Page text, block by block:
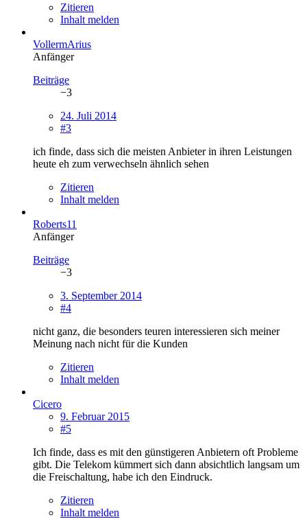
Zitieren
Inhalt melden
VollermArius
Anfänger
Beiträge
−3
24. Juli 2014
#3
ich finde, dass sich die meisten Anbieter in ihren Leistungen
heute eh zum verwechseln ähnlich sehen
Zitieren
Inhalt melden
Roberts11
Anfänger
Beiträge
−3
3. September 2014
#4
nicht ganz, die besonders teuren interessieren sich meiner
Meinung nach nicht für die Kunden
Zitieren
Inhalt melden
Cicero
9. Februar 2015
#5
Ich finde, dass es mit den günstigeren Anbietern oft Probleme
gibt. Die Telekom kümmert sich dann absichtlich langsam um
die Freischaltung, habe ich den Eindruck.
Zitieren
Inhalt melden